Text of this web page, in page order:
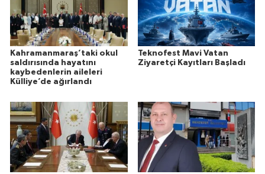
Kahramanmaraş’taki okul
saldırısında hayatını
kaybedenlerin aileleri
Külliye’de ağırlandı
Teknofest Mavi Vatan
Ziyaretçi Kayıtları Başladı